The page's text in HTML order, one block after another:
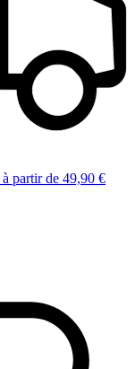
à partir de 49,90 €